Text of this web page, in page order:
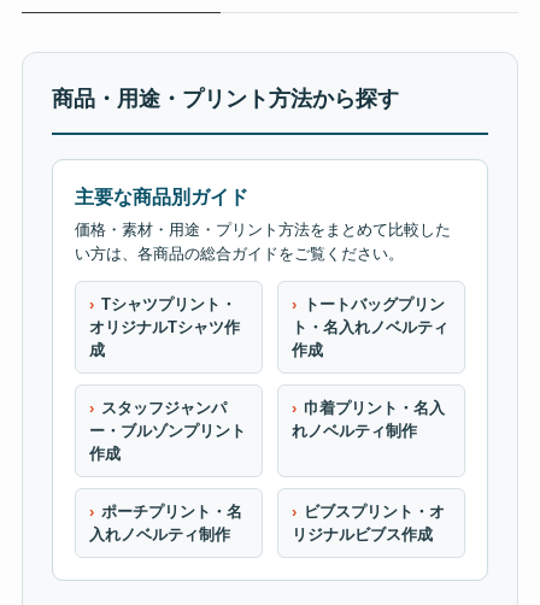
商品・用途・プリント方法から探す
主要な商品別ガイド
価格・素材・用途・プリント方法をまとめて比較した
い方は、各商品の総合ガイドをご覧ください。
Tシャツプリント・
オリジナルTシャツ作
成
トートバッグプリン
ト・名入れノベルティ
作成
スタッフジャンパ
ー・ブルゾンプリント
作成
巾着プリント・名入
れノベルティ制作
ポーチプリント・名
入れノベルティ制作
ビブスプリント・オ
リジナルビブス作成